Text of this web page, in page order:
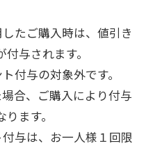
たご購入時は、値引き
与されます。
付与の対象外です。
合、ご購入により付与
ます。
与は、お一人様１回限